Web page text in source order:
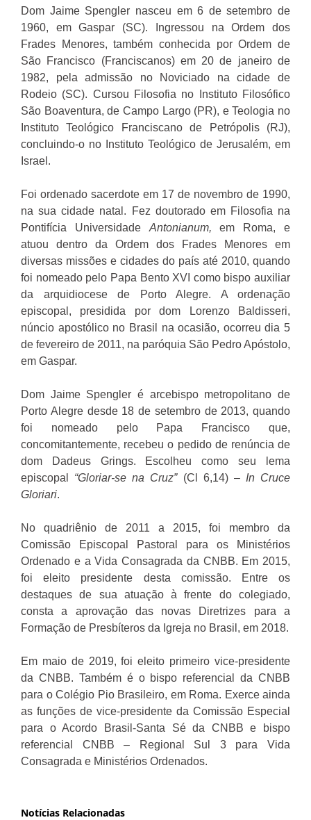
Dom Jaime Spengler nasceu em 6 de setembro de
1960, em Gaspar (SC). Ingressou na Ordem dos
Frades Menores, também conhecida por Ordem de
São Francisco (Franciscanos) em 20 de janeiro de
1982, pela admissão no Noviciado na cidade de
Rodeio (SC). Cursou Filosofia no Instituto Filosófico
São Boaventura, de Campo Largo (PR), e Teologia no
Instituto Teológico Franciscano de Petrópolis (RJ),
concluindo-o no Instituto Teológico de Jerusalém, em
Israel.
Foi ordenado sacerdote em 17 de novembro de 1990,
na sua cidade natal. Fez doutorado em Filosofia na
Pontifícia Universidade Antonianum, em Roma, e
atuou dentro da Ordem dos Frades Menores em
diversas missões e cidades do país até 2010, quando
foi nomeado pelo Papa Bento XVI como bispo auxiliar
da arquidiocese de Porto Alegre. A ordenação
episcopal, presidida por dom Lorenzo Baldisseri,
núncio apostólico no Brasil na ocasião, ocorreu dia 5
de fevereiro de 2011, na paróquia São Pedro Apóstolo,
em Gaspar.
Dom Jaime Spengler é arcebispo metropolitano de
Porto Alegre desde 18 de setembro de 2013, quando
foi nomeado pelo Papa Francisco que,
concomitantemente, recebeu o pedido de renúncia de
dom Dadeus Grings. Escolheu como seu lema
episcopal
“Gloriar-se na Cruz”(Cl 6,14) – In Cruce
Gloriari.
No quadriênio de 2011 a 2015, foi membro da
Comissão Episcopal Pastoral para os Ministérios
Ordenado e a Vida Consagrada da CNBB. Em 2015,
foi eleito presidente desta comissão. Entre os
destaques de sua atuação à frente do colegiado,
consta a aprovação das novas Diretrizes para a
Formação de Presbíteros da Igreja no Brasil, em 2018.
Em maio de 2019, foi eleito primeiro vice-presidente
da CNBB. Também é o bispo referencial da CNBB
para o Colégio Pio Brasileiro, em Roma. Exerce ainda
as funções de vice-presidente da Comissão Especial
para o Acordo Brasil-Santa Sé da CNBB e bispo
referencial CNBB – Regional Sul 3 para Vida
Consagrada e Ministérios Ordenados.
Notícias Relacionadas